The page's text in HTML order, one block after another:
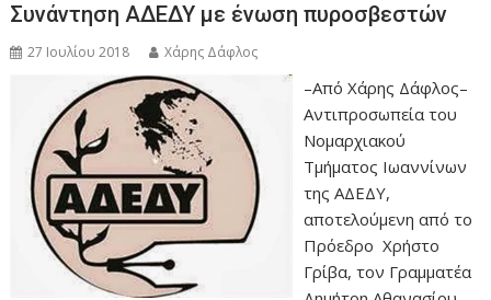
Συνάντηση ΑΔΕΔΥ με ένωση πυροσβεστών
27 Ιουλίου 2018 Χάρης Δάφλος
–Από Χάρης Δάφλος–
Αντιπροσωπεία του
Νομαρχιακού
Τμήματος Ιωαννίνων
της ΑΔΕΔΥ,
αποτελούμενη από το
Πρόεδρο Χρήστο
Γρίβα, τον Γραμματέα